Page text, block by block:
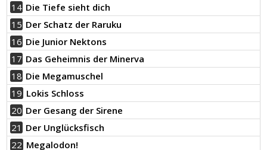
14 Die Tiefe sieht dich
15 Der Schatz der Raruku
16 Die Junior Nektons
17 Das Geheimnis der Minerva
18 Die Megamuschel
19 Lokis Schloss
20 Der Gesang der Sirene
21 Der Unglücksfisch
22 Megalodon!